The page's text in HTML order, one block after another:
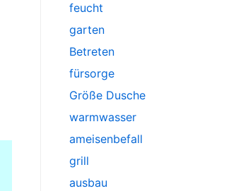
feucht
garten
Betreten
fürsorge
Größe Dusche
warmwasser
ameisenbefall
grill
ausbau